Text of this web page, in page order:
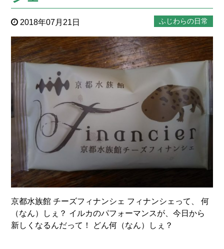
2018年07月21日 ふじわらの日常
京都水族館 チーズフィナンシェ フィナンシェって、 何
（なん）しぇ？ イルカのパフォーマンスが、今日から
新しくなるんだって！ どん何（なん）しぇ？